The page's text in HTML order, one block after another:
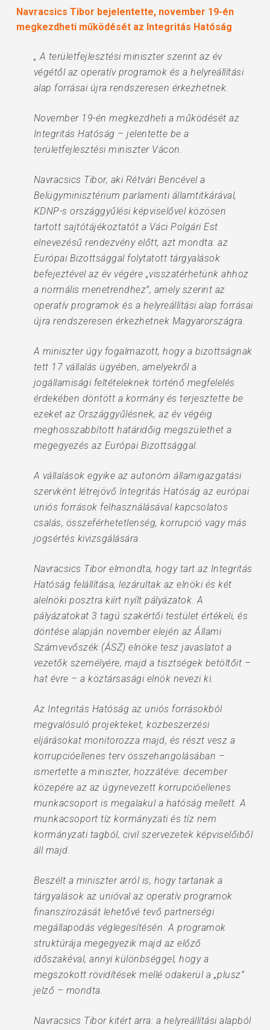
Navracsics Tibor bejelentette, november 19-én
megkezdheti működését az Integritás Hatóság
„ A területfejlesztési miniszter szerint az év
végétől az operatív programok és a helyreállítási
alap forrásai újra rendszeresen érkezhetnek.
November 19-én megkezdheti a működését az
Integritás Hatóság – jelentette be a
területfejlesztési miniszter Vácon.
Navracsics Tibor, aki Rétvári Bencével a
Belügyminisztérium parlamenti államtitkárával,
KDNP-s országgyűlési képviselővel közösen
tartott sajtótájékoztatót a Váci Polgári Est
elnevezésű rendezvény előtt, azt mondta: az
Európai Bizottsággal folytatott tárgyalások
befejeztével az év végére „visszatérhetünk ahhoz
a normális menetrendhez”, amely szerint az
operatív programok és a helyreállítási alap forrásai
újra rendszeresen érkezhetnek Magyarországra.
A miniszter úgy fogalmazott, hogy a bizottságnak
tett 17 vállalás ügyében, amelyekről a
jogállamisági feltételeknek történő megfelelés
érdekében döntött a kormány és terjesztette be
ezeket az Országgyűlésnek, az év végéig
meghosszabbított határidőig megszülethet a
megegyezés az Európai Bizottsággal.
A vállalások egyike az autonóm államigazgatási
szervként létrejövő Integritás Hatóság az európai
uniós források felhasználásával kapcsolatos
csalás, összeférhetetlenség, korrupció vagy más
jogsértés kivizsgálására.
Navracsics Tibor elmondta, hogy tart az Integritás
Hatóság felállítása, lezárultak az elnöki és két
alelnöki posztra kiírt nyílt pályázatok. A
pályázatokat 3 tagú szakértői testület értékeli, és
döntése alapján november elején az Állami
Számvevőszék (ÁSZ) elnöke tesz javaslatot a
vezetők személyére, majd a tisztségek betöltőit –
hat évre – a köztársasági elnök nevezi ki.
Az Integritás Hatóság az uniós forrásokból
megvalósuló projekteket, közbeszerzési
eljárásokat monitorozza majd, és részt vesz a
korrupcióellenes terv összehangolásában –
ismertette a miniszter, hozzátéve: december
közepére az az úgynevezett korrupcióellenes
munkacsoport is megalakul a hatóság mellett. A
munkacsoport tíz kormányzati és tíz nem
kormányzati tagból, civil szervezetek képviselőiből
áll majd.
Beszélt a miniszter arról is, hogy tartanak a
tárgyalások az unióval az operatív programok
finanszírozását lehetővé tevő partnerségi
megállapodás véglegesítésén. A programok
struktúrája megegyezik majd az előző
időszakéval, annyi különbséggel, hogy a
megszokott rövidítések mellé odakerül a „plusz”
jelző – mondta.
Navracsics Tibor kitért arra: a helyreállítási alapból